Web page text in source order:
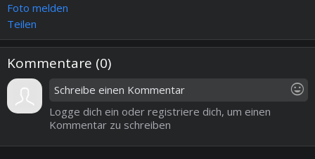
Foto melden
Teilen
Kommentare (0)
mood
Logge dich ein oder registriere dich, um einen
Kommentar zu schreiben